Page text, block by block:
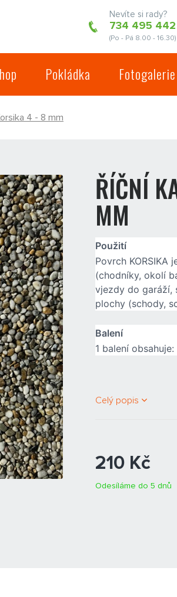
Pokládka Fotogalerie
Nevíte si rady?
734 495 442
(Po - Pá 8.00 - 16.30)
4 - 8 mm
ŘÍČNÍ
MM
Použití
Povrch
(chodníky, okolí
vjezdy do garáží,
plochy (schody,
Balení
1 balení
Celý popis
210 Kč
Odesíláme do 5 dnů